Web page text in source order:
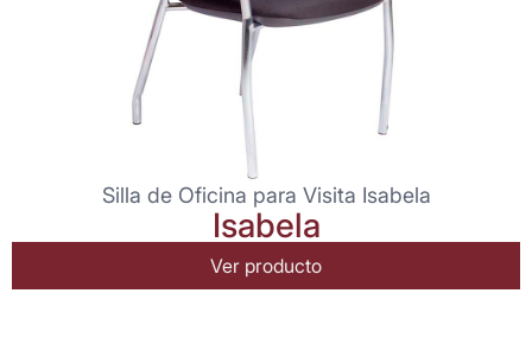
Silla de Oficina para Visita Isabela
Isabela
Ver producto